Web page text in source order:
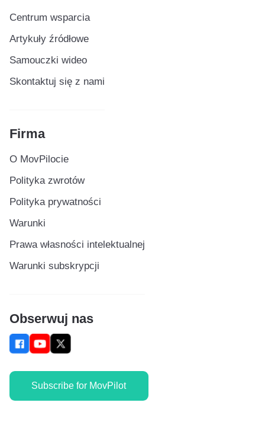
Centrum wsparcia
Artykuły źródłowe
Samouczki wideo
Skontaktuj się z nami
Firma
O MovPilocie
Polityka zwrotów
Polityka prywatności
Warunki
Prawa własności intelektualnej
Warunki subskrypcji
Obserwuj nas
Subscribe for MovPilot